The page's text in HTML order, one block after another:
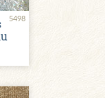
5498